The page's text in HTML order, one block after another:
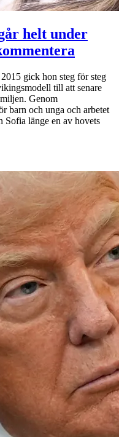
helt under
gick hon steg för steg
till att senare
Genom
barn och unga och arbetet
Sofia länge en av hovets